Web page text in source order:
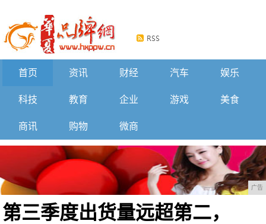
首页 资讯 财经 汽车 娱乐
科技 教育 企业 游戏 美食
商讯 购物 微商
广告
第三季度出货量远超第二，